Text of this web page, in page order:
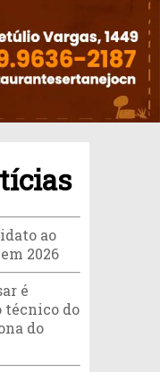
ao
2026
é
técnico do
do